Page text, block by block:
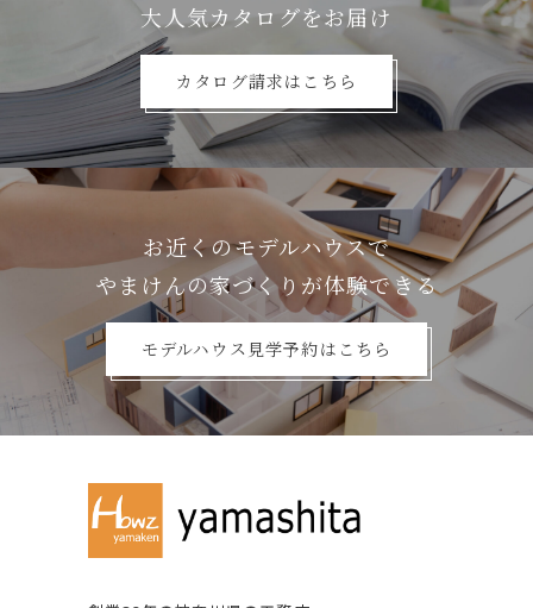
⼤⼈気カタログをお届け
カタログ請求はこちら
お近くのモデルハウスで
やまけんの家づくりが体験できる
モデルハウス見学予約はこちら